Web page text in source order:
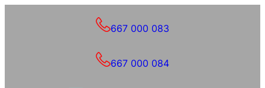
667 000 083
667 000 084